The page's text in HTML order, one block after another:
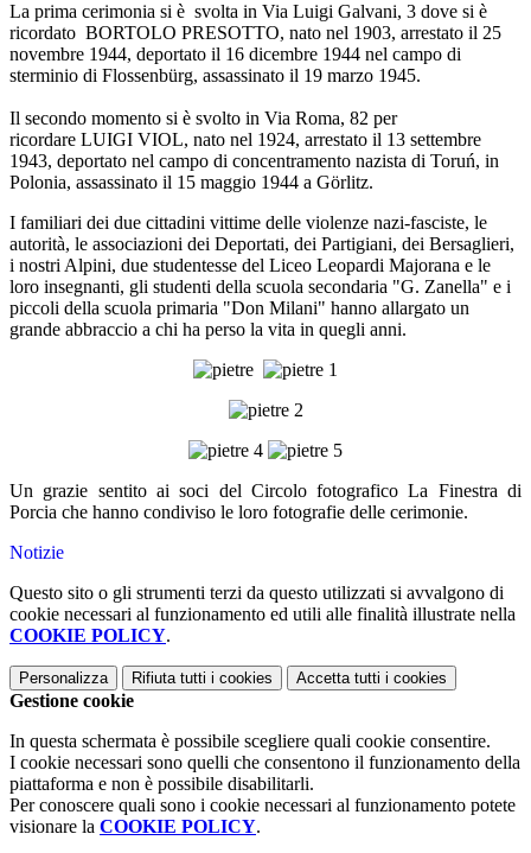
La prima cerimonia si è svolta in Via Luigi Galvani, 3 dove si è
ricordato BORTOLO PRESOTTO, nato nel 1903, arrestato il 25
novembre 1944, deportato il 16 dicembre 1944 nel campo di
sterminio di Flossenbürg, assassinato il 19 marzo 1945.
Il secondo momento si è svolto in Via Roma, 82 per
ricordare LUIGI VIOL, nato nel 1924, arrestato il 13 settembre
1943, deportato nel campo di concentramento nazista di Toruń, in
Polonia, assassinato il 15 maggio 1944 a Görlitz.
I familiari dei due cittadini vittime delle violenze nazi-fasciste, le
autorità, le associazioni dei Deportati, dei Partigiani, dei Bersaglieri,
i nostri Alpini, due studentesse del Liceo Leopardi Majorana e le
loro insegnanti, gli studenti della scuola secondaria "G. Zanella" e i
piccoli della scuola primaria "Don Milani" hanno allargato un
grande abbraccio a chi ha perso la vita in quegli anni.
Un grazie sentito ai soci del Circolo fotografico La Finestra di
Porcia che hanno condiviso le loro fotografie delle cerimonie.
Notizie
Questo sito o gli strumenti terzi da questo utilizzati si avvalgono di
cookie necessari al funzionamento ed utili alle finalità illustrate nella
COOKIE POLICY.
Personalizza Rifiuta tutti i cookies Accetta tutti i cookies
Gestione cookie
In questa schermata è possibile scegliere quali cookie consentire.
I cookie necessari sono quelli che consentono il funzionamento della
piattaforma e non è possibile disabilitarli.
Per conoscere quali sono i cookie necessari al funzionamento potete
visionare la COOKIE POLICY.